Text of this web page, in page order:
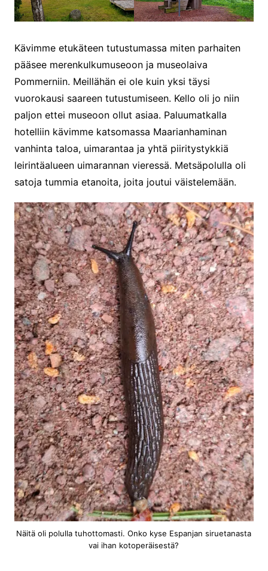
Kävimme etukäteen tutustumassa miten parhaiten
pääsee merenkulkumuseoon ja museolaiva
Pommerniin. Meillähän ei ole kuin yksi täysi
vuorokausi saareen tutustumiseen. Kello oli jo niin
paljon ettei museoon ollut asiaa. Paluumatkalla
hotelliin kävimme katsomassa Maarianhaminan
vanhinta taloa, uimarantaa ja yhtä piiritystykkiä
leirintäalueen uimarannan vieressä. Metsäpolulla oli
satoja tummia etanoita, joita joutui väistelemään.
Näitä oli polulla tuhottomasti. Onko kyse Espanjan siruetanasta
vai ihan kotoperäisestä?